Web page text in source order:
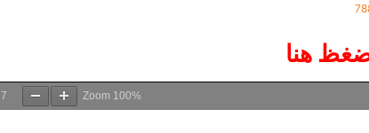
هنا
7 Zoom 100%